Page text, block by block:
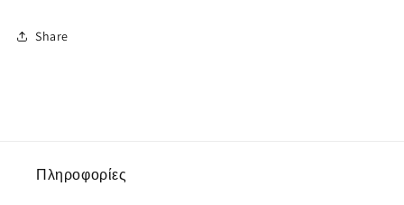
Share
Πληροφορίες